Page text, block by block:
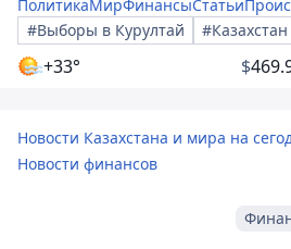
ПолитикаМирФинансыСтатьи
#Выборы в Курултай
+33° $
Новости Казахстана и мира на
Новости финансов